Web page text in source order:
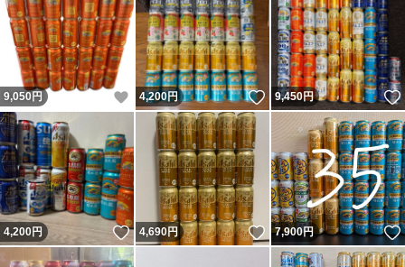
9,050 円 いいね！
4,200円 いいね！
9,450円
4,200円 いいね！
4,690円 いいね！
7,900円